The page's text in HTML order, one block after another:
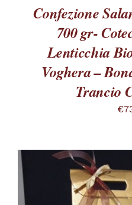
Confezione
700 gr-
Lenticchia
Voghera –
Trancio
€